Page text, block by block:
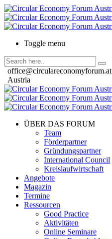
Toggle menu
office@circulareconomyforum.at
Austria
ÜBER DAS FORUM
Team
Förderpartner
Gründungspartner
International Council
Kreislaufwirtschaft
Angebote
Magazin
Termine
Ressourcen
Good Practice
Aktivitäten
Online Seminare